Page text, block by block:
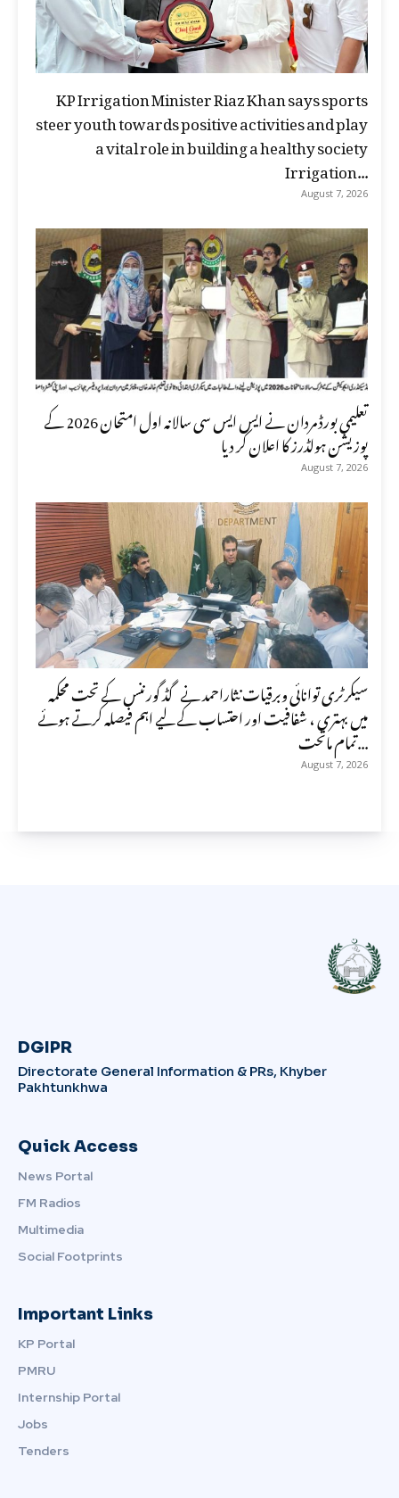
KP Irrigation Minister Riaz Khan says sports
steer youth towards positive activities and play
a vital role in building a healthy society
Irrigation...
August 7, 2026
تعلیمی بورڈ مردان نے ایس ایس سی سالانہ اول امتحان 2026 کے
پوزیشن ہولڈرز کا اعلان کر دیا
August 7, 2026
سیکرٹری توانائی وبرقیات نثاراحمد نے گڈ گورننس کے تحت محکمہ
میں بہتری ، شفافیت اور احتساب کے لیے اہم فیصلہ کرتے ہوئے
تمام ماتحت...
August 7, 2026
DGIPR
Directorate General Information & PRs, Khyber
Pakhtunkhwa
Quick Access
News Portal
FM Radios
Multimedia
Social Footprints
Important Links
KP Portal
PMRU
Internship Portal
Jobs
Tenders